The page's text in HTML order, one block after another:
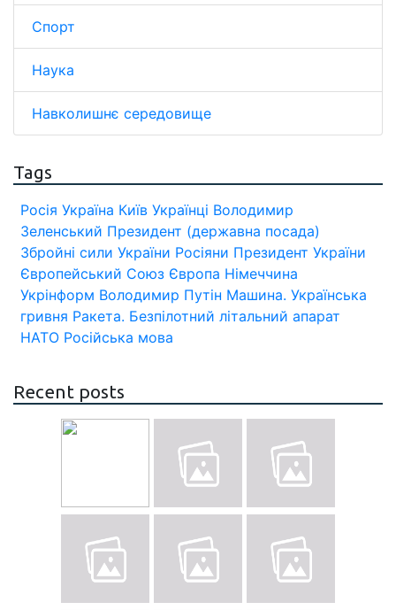
Спорт
Наука
Навколишнє середовище
Tags
Росія Україна Київ Українці Володимир
Зеленський Президент (державна посада)
Збройні сили України Росіяни Президент України
Європейський Союз Європа Німеччина
Укрінформ Володимир Путін Машина. Українська
гривня Ракета. Безпілотний літальний апарат
НАТО Російська мова
Recent posts